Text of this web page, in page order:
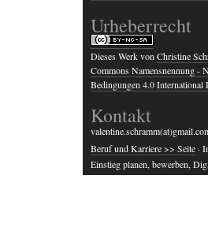
Urheberrecht
Dieses Werk von Christine
Commons Namensnennung -
Bedingungen 4.0 International
Kontakt
Beruf und Karriere >> Seite ·
Einstieg planen, bewerben,